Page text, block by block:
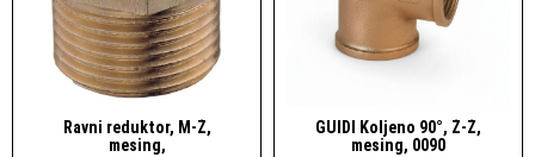
Brzi pogled
Ravni reduktor, M-Ž,
mesing,
Brzi pogled
GUIDI Koljeno 90°, Ž-Ž,
mesing, 0090